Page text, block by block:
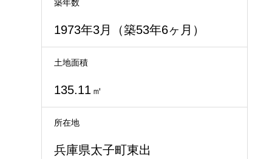
築年数
1973年3月（築53年6ヶ月）
土地面積
135.11 ㎡
所在地
兵庫県太子町東出